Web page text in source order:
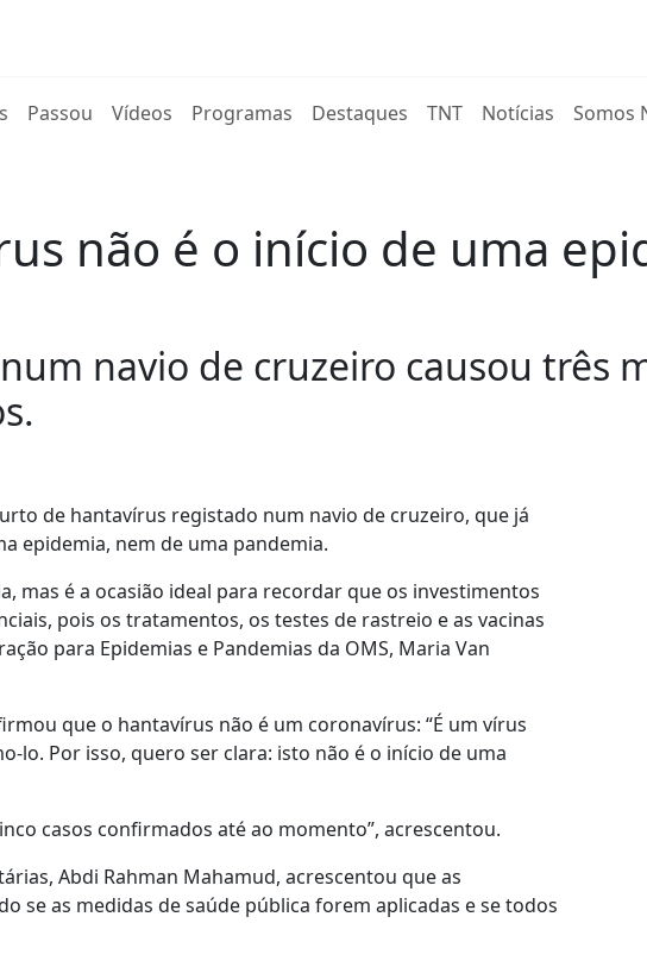
Passou Vídeos Programas Destaques TNT Notícias Somos
não é o início de uma
navio de cruzeiro causou três
de hantavírus registado num navio de cruzeiro, que já
epidemia, nem de uma pandemia.
mas é a ocasião ideal para recordar que os investimentos
pois os tratamentos, os testes de rastreio e as vacinas
para Epidemias e Pandemias da OMS, Maria Van
que o hantavírus não é um coronavírus: “É um vírus
lo. Por isso, quero ser clara: isto não é o início de uma
casos confirmados até ao momento”, acrescentou.
Abdi Rahman Mahamud, acrescentou que as
se as medidas de saúde pública forem aplicadas e se todos